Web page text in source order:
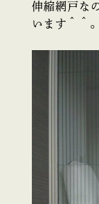
伸縮網戸な
います＾＾。